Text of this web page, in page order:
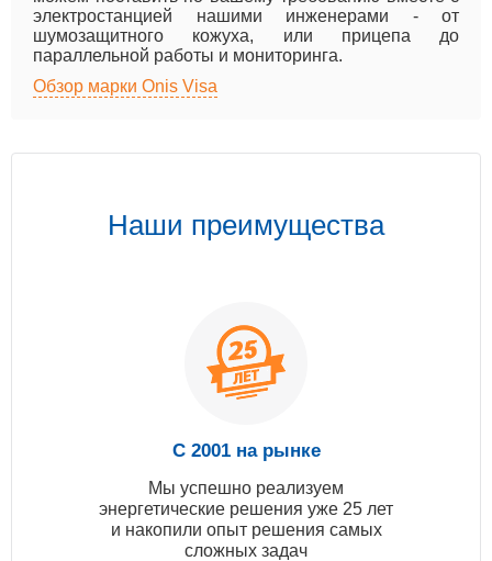
электростанцией нашими инженерами - от
шумозащитного кожуха, или прицепа до
параллельной работы и мониторинга.
Обзор марки Onis Visa
Наши преимущества
С 2001 на рынке
Мы успешно реализуем
энергетические решения уже 25 лет
и накопили опыт решения самых
сложных задач